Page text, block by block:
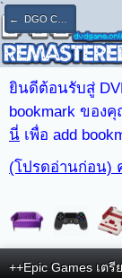
`
← DGO CLUB : PS4 & PS3
ยินดีต้อนรับสู่
bookmark ของ
นี่ เพื่อ add
(โปรดอ่านก่อน)
++Epic Games เต